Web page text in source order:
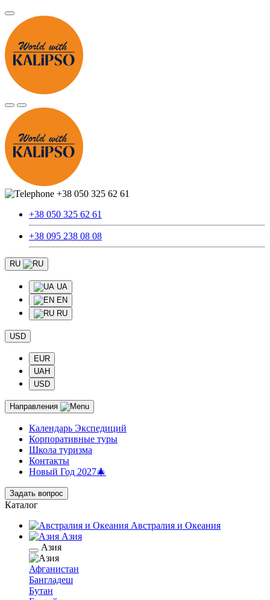
+38 050 325 62 61
+38 050 325 62 61
+38 095 238 08 08
RU
UA
EN
RU
USD
EUR
UAH
USD
Направления
Календарь Экспедиций
Корпоративные туры
Школа туризма
Контакты
Новый Год 2027🎄
Задать вопрос
Каталог
Австралия и Океания
Азия
Азия
Афганистан
Бангладеш
Бутан